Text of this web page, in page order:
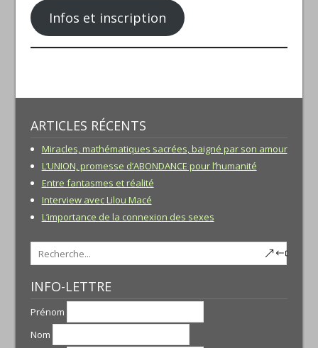
Infos et inscription
ARTICLES RÉCENTS
Miracles, mathématiques sacrées, baigné par son amour
L’UNION, promesse d’ABONDANCE pour l’humanité
Entre fantasmes et réalité
Interview avec Lilou Macé
L’importance de la connexion des sexes
INFO-LETTRE
Prénom
Nom